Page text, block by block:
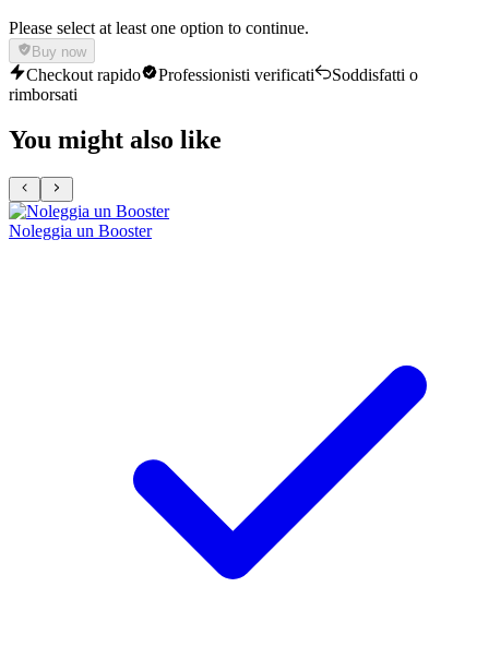
Please select at least one option to continue.
Buy now
Checkout rapido Professionisti verificati
Soddisfatti o
rimborsati
You might also like
Noleggia un Booster